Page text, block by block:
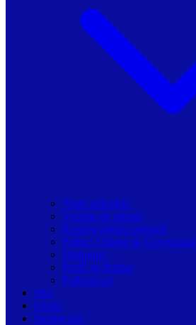
Toate articolele
Viziune de primar
Resurse pentru primarii
Politici Urbane & Guvernanta
Dialoguri
Profil de Primar
Podcast-uri
Stiri
Oferte
Despre noi